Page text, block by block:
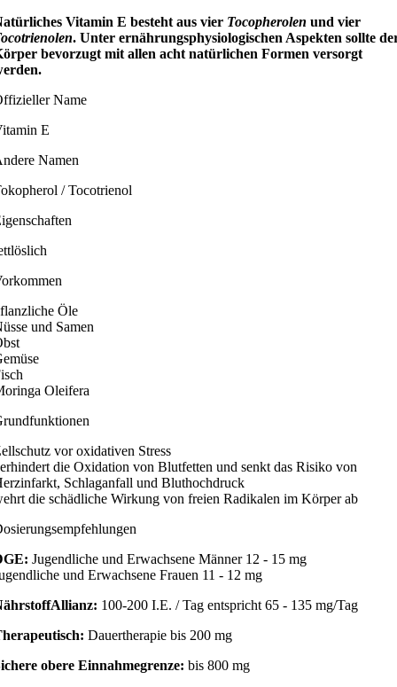
Vitamin E besteht aus vier Tocopherolen und vier
. Unter ernährungsphysiologischen Aspekten sollte
bevorzugt mit allen acht natürlichen Formen versorgt
Name
E
Namen
/ Tocotrienol
Öle
und Samen
Oleifera
vor oxidativen Stress
die Oxidation von Blutfetten und senkt das Risiko von
Schlaganfall und Bluthochdruck
die schädliche Wirkung von freien Radikalen im Körper ab
Jugendliche und Erwachsene Männer 12 - 15 mg
und Erwachsene Frauen 11 - 12 mg
100-200 I.E. / Tag entspricht 65 - 135 mg/Tag
Dauertherapie bis 200 mg
obere Einnahmegrenze: bis 800 mg